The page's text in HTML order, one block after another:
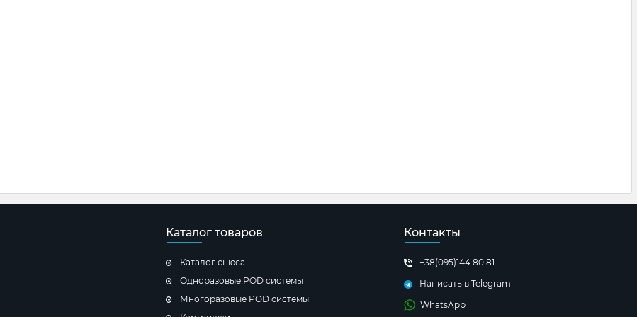
Каталог товаров
Каталог снюса
Одноразовые POD системы
Многоразовые POD системы
Контакты
+38(095)144 80 81
Написать в Telegram
WhatsApp